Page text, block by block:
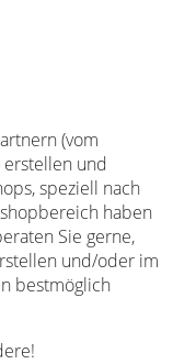
(vom
erstellen und
speziell nach
haben
Sie gerne,
und/oder im
bestmöglich